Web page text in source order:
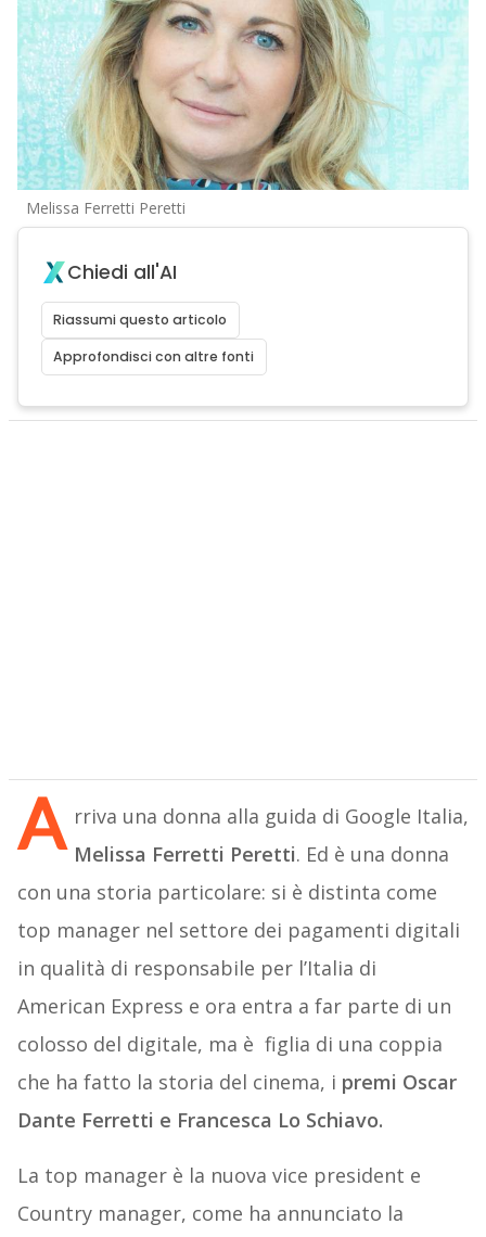
Melissa Ferretti Peretti
Chiedi all'AI
Riassumi questo articolo
Approfondisci con altre fonti
A rriva una donna alla guida di Google Italia,
Melissa Ferretti Peretti. Ed è una donna
con una storia particolare: si è distinta come
top manager nel settore dei pagamenti digitali
in qualità di responsabile per l’Italia di
American Express e ora entra a far parte di un
colosso del digitale, ma è figlia di una coppia
che ha fatto la storia del cinema, i premi Oscar
Dante Ferretti e Francesca Lo Schiavo.
La top manager è la nuova vice president e
Country manager, come ha annunciato la